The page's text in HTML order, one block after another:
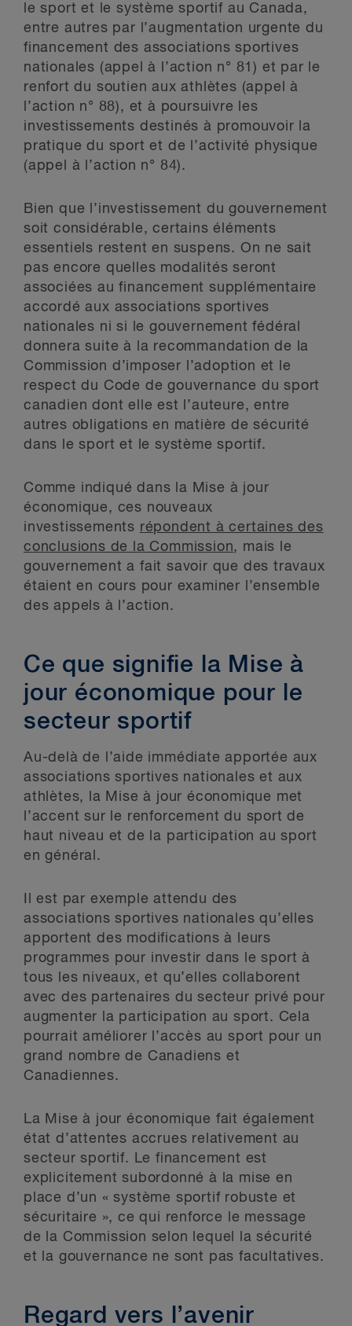
le sport et le système sportif au Canada,
entre autres par l’augmentation urgente du
financement des associations sportives
nationales (appel à l’action n° 81) et par le
renfort du soutien aux athlètes (appel à
l’action n° 88), et à poursuivre les
investissements destinés à promouvoir la
pratique du sport et de l’activité physique
(appel à l’action n° 84).
Bien que l’investissement du gouvernement
soit considérable, certains éléments
essentiels restent en suspens. On ne sait
pas encore quelles modalités seront
associées au financement supplémentaire
accordé aux associations sportives
nationales ni si le gouvernement fédéral
donnera suite à la recommandation de la
Commission d’imposer l’adoption et le
respect du Code de gouvernance du sport
canadien dont elle est l’auteure, entre
autres obligations en matière de sécurité
dans le sport et le système sportif.
Comme indiqué dans la Mise à jour
économique, ces nouveaux
investissements répondent à certaines des
conclusions de la Commission, mais le
gouvernement a fait savoir que des travaux
étaient en cours pour examiner l’ensemble
des appels à l’action.
Ce que signifie la Mise à
jour économique pour le
secteur sportif
Au-delà de l’aide immédiate apportée aux
associations sportives nationales et aux
athlètes, la Mise à jour économique met
l’accent sur le renforcement du sport de
haut niveau et de la participation au sport
en général.
Il est par exemple attendu des
associations sportives nationales qu’elles
apportent des modifications à leurs
programmes pour investir dans le sport à
tous les niveaux, et qu’elles collaborent
avec des partenaires du secteur privé pour
augmenter la participation au sport. Cela
pourrait améliorer l’accès au sport pour un
grand nombre de Canadiens et
Canadiennes.
La Mise à jour économique fait également
état d’attentes accrues relativement au
secteur sportif. Le financement est
explicitement subordonné à la mise en
place d’un « système sportif robuste et
sécuritaire », ce qui renforce le message
de la Commission selon lequel la sécurité
et la gouvernance ne sont pas facultatives.
Regard vers l’avenir